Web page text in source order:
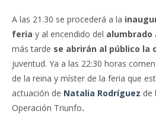
A las 21.30 se procederá a la
feria y al encendido del
más tarde se abrirán al público la
juventud. Ya a las 22:30 horas
de la reina y míster de la feria que
actuación de Natalia Rodríguez de
Operación Triunfo.